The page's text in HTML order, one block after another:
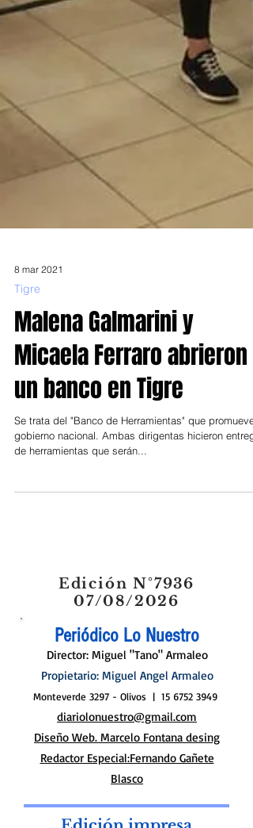
Tigre
Malena Galmarini y
Micaela Ferraro abrieron
gobierno nacional. Ambas dirigentas hicieron
de herramientas que serán...
Edición N°7936
07/08/2026
Periódico Lo Nuestro
Propietario: Miguel Angel Armaleo